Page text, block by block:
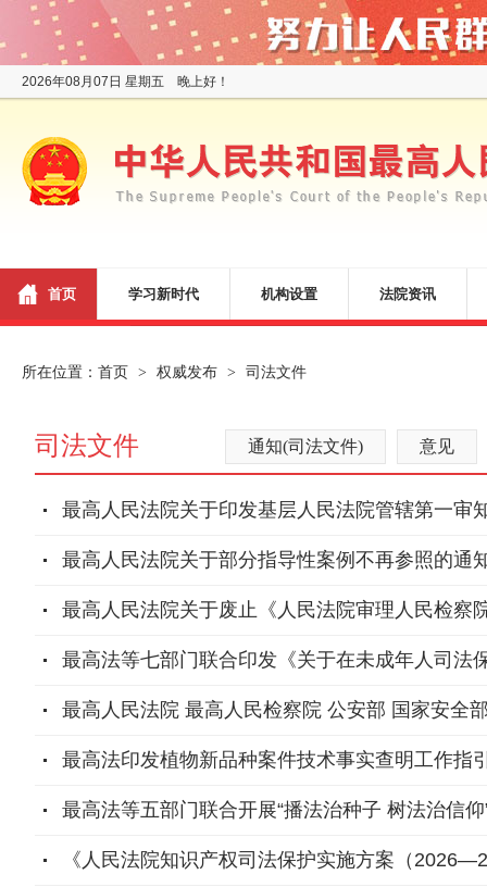
2026年08月07日 星期五 晚上好！
首页 学习新时代 机构设置 法院资讯
所在位置： 首页 > 权威发布 > 司法文件
司法文件 通知(司法文件) 意见
最高人民法院关于印发基层人民法院管辖第一审
最高人民法院关于部分指导性案例不再参照的通
最高人民法院关于废止《人民法院审理人民检察
最高法等七部门联合印发《关于在未成年人司法
最高人民法院 最高人民检察院 公安部 国家安全
最高法印发植物新品种案件技术事实查明工作指
最高法等五部门联合开展“播法治种子 树法治信
《人民法院知识产权司法保护实施方案（